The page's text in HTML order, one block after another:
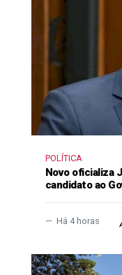
POLÍTICA
Novo oficializa
candidato ao
Há 4 horas